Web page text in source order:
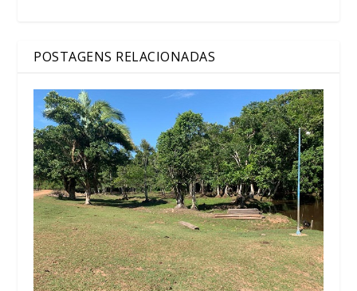
POSTAGENS RELACIONADAS